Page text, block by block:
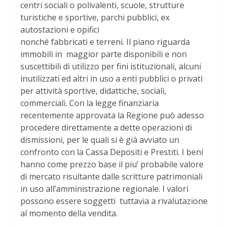
centri sociali o polivalenti, scuole, strutture
turistiche e sportive, parchi pubblici, ex
autostazioni e opifici
nonché fabbricati e terreni. Il piano riguarda
immobili in maggior parte disponibili e non
suscettibili di utilizzo per fini istituzionali, alcuni
inutilizzati ed altri in uso a enti pubblici o privati
per attività sportive, didattiche, sociali,
commerciali. Con la legge finanziaria
recentemente approvata la Regione può adesso
procedere direttamente a dette operazioni di
dismissioni, per le quali si è già avviato un
confronto con la Cassa Depositi e Prestiti. I beni
hanno come prezzo base il piu’ probabile valore
di mercato risultante dalle scritture patrimoniali
in uso all’amministrazione regionale. I valori
possono essere soggetti tuttavia a rivalutazione
al momento della vendita.